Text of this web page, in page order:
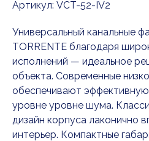
Артикул: VCT-52-IV2
Универсальный канальные
TORRENTE благодаря
исполнений — идеальное
объекта. Современные
обеспечивают
уровне уровне шума.
дизайн корпуса лаконично
интерьер. Компактные